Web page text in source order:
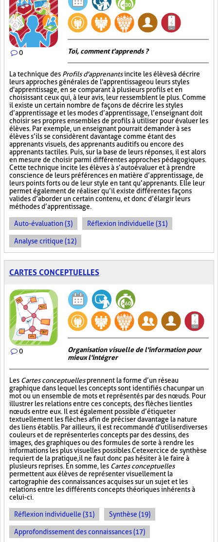
0 Toi, comment t'apprends ?
La technique des Profils d'apprenantsincite les élèves à décrire
leurs approches générales de l'apprentissage ou leurs styles
d'apprentissage, en se comparant à plusieurs profils et en
choisissant ceux qui, à leur avis, leur ressemblent le plus. Comme
il existe un certain nombre de façons de décrire les styles
d’apprentissage et les modes d’apprentissage, l’enseignant doit
choisir ses propres ensembles de profils à utiliser pour évaluer les
élèves. Par exemple, un enseignant pourrait demander à ses
élèves s’ils se considèrent davantage comme étant des
apprenants visuels, des apprenants auditifs ou encore des
apprenants tactiles. Puis, sur la base de leurs réponses, il est alors
en mesure de choisir parmi différentes approches pédagogiques.
Cette technique incite les élèves à s’autoévaluer et à prendre
conscience de leurs préférences en matière d’apprentissage, de
leurs points forts ou de leur style en tant qu’apprenants. Elle leur
permet également de réaliser qu’il existe différentes façons
valides d’aborder un certain contenu, et donc d’élargir leurs
méthodes d’apprentissage.
Auto-évaluation (3) Réflexion individuelle (31)
Analyse critique (12)
CARTES CONCEPTUELLES
0
Organisation visuelle de l'information pour
mieux l'intégrer
Les Cartes conceptuellesprennent la forme d’un réseau
graphique dans lequel les concepts sont identifiés chacun par un
mot ou un ensemble de mots et représentés par des nœuds. Pour
illustrer les relations entre ces concepts, des flèches lient les
nœuds entre eux. Il est également possible d’étiqueter
textuellement les flèches afin de préciser davantage la nature
des liens établis. Par ailleurs, il est recommandé d'utiliser diverses
couleurs et de représenter les concepts par des dessins, des
images, des graphiques ou des formules de sorte à rendre les
informations les plus visuelles possibles. Cet exercice de synthèse
requiert de la pratique, il ne faut donc pas hésiter à le faire à
plusieurs reprises. En somme, les Cartes conceptuelles
permettent aux élèves de représenter visuellement la
cartographie des connaissances acquises sur un sujet et les
relations entre les différents concepts théoriques inhérents à
celui-ci.
Réflexion individuelle (31) Synthèse (19)
Approfondissement des connaissances (17)